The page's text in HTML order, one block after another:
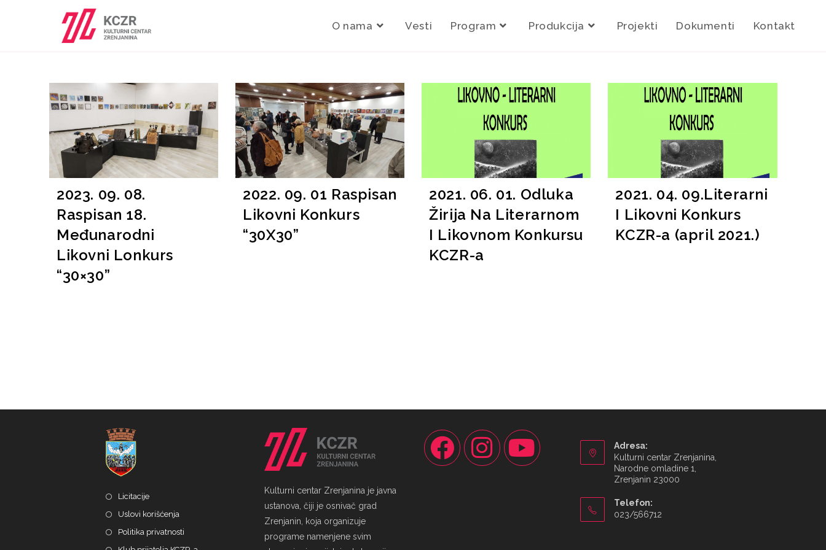
O nama Vesti Program Produkcija Projekti Dokumenti Kontakt
2023. 09. 08.
Raspisan 18.
Međunarodni
Likovni Lonkurs
“30×30”
2022. 09. 01 Raspisan
Likovni Konkurs
“30X30”
2021. 06. 01. Odluka
Žirija Na Literarnom
I Likovnom Konkursu
KCZR-a
2021. 04. 09.Literarni
I Likovni Konkurs
KCZR-a (april 2021.)
Licitacije
Uslovi korišćenja
Politika privatnosti
Kulturni centar Zrenjanina je javna
ustanova, čiji je osnivač grad
Zrenjanin, koja organizuje
programe namenjene svim
Adresa:
Kulturni centar Zrenjanina,
Narodne omladine 1,
Zrenjanin 23000
Telefon:
023/566712